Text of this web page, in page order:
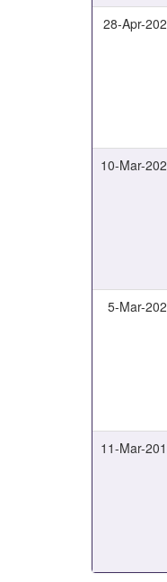
28-Apr-
10-Mar-
5-Mar-
11-Mar-